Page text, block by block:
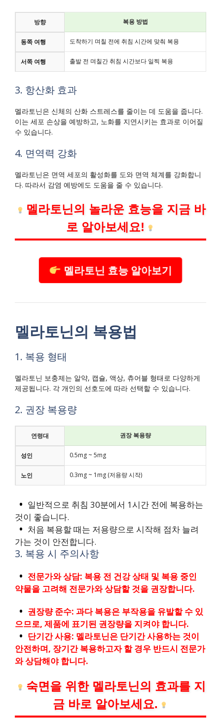
방향 복용 방법
동쪽 여행 도착하기 며칠 전에 취침 시간에 맞춰 복용
서쪽 여행 출발 전 며칠간 취침 시간보다 일찍 복용
3. 항산화 효과
멜라토닌은 신체의 산화 스트레스를 줄이는 데 도움을 줍니다.
이는 세포 손상을 예방하고, 노화를 지연시키는 효과로 이어질
수 있습니다.
4. 면역력 강화
멜라토닌은 면역 세포의 활성화를 도와 면역 체계를 강화합니
다. 따라서 감염 예방에도 도움을 줄 수 있습니다.
멜라토닌의 놀라운 효능을 지금 바
로 알아보세요!
멜라토닌 효능 알아보기
멜라토닌의 복용법
1. 복용 형태
멜라토닌 보충제는 알약, 캡슐, 액상, 츄어블 형태로 다양하게
제공됩니다. 각 개인의 선호도에 따라 선택할 수 있습니다.
2. 권장 복용량
연령대 권장 복용량
성인 0.5mg ~ 5mg
노인 0.3mg ~ 1mg (저용량 시작)
일반적으로 취침 30분에서 1시간 전에 복용하는
것이 좋습니다.
처음 복용할 때는 저용량으로 시작해 점차 늘려
가는 것이 안전합니다.
3. 복용 시 주의사항
전문가와 상담: 복용 전 건강 상태 및 복용 중인
약물을 고려해 전문가와 상담할 것을 권장합니다.
권장량 준수: 과다 복용은 부작용을 유발할 수 있
으므로, 제품에 표기된 권장량을 지켜야 합니다.
단기간 사용: 멜라토닌은 단기간 사용하는 것이
안전하며, 장기간 복용하고자 할 경우 반드시 전문가
와 상담해야 합니다.
숙면을 위한 멜라토닌의 효과를 지
금 바로 알아보세요.